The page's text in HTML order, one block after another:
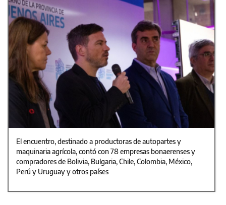
El encuentro, destinado a productoras de autopartes y
maquinaria agrícola, contó con 78 empresas bonaerenses y
compradores de Bolivia, Bulgaria, Chile, Colombia, México,
Perú y Uruguay y otros países